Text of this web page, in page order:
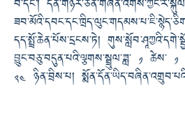
བ་དང༌།
དད་སྤྲོ་ཆེན་པོས་དྲངས་ཏེ།
བྱུང་བཅུ་བདུན་པའི་ལྕགས་སྦྲུལ་ཟླ་ ༡ ཚེས་
༢༤ ཉིན་བྲིས་པ།